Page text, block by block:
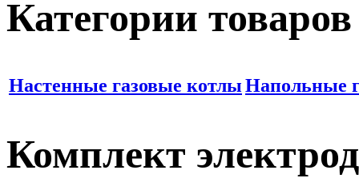
Категории товаров
Настенные газовые котлыНапольные
Комплект